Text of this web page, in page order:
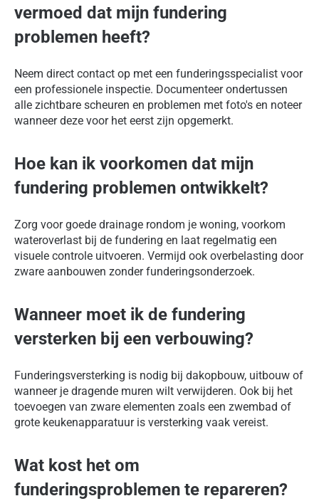
vermoed dat mijn fundering
problemen heeft?
Neem direct contact op met een funderingsspecialist voor
een professionele inspectie. Documenteer ondertussen
alle zichtbare scheuren en problemen met foto's en noteer
wanneer deze voor het eerst zijn opgemerkt.
Hoe kan ik voorkomen dat mijn
fundering problemen ontwikkelt?
Zorg voor goede drainage rondom je woning, voorkom
wateroverlast bij de fundering en laat regelmatig een
visuele controle uitvoeren. Vermijd ook overbelasting door
zware aanbouwen zonder funderingsonderzoek.
Wanneer moet ik de fundering
versterken bij een verbouwing?
Funderingsversterking is nodig bij dakopbouw, uitbouw of
wanneer je dragende muren wilt verwijderen. Ook bij het
toevoegen van zware elementen zoals een zwembad of
grote keukenapparatuur is versterking vaak vereist.
Wat kost het om
funderingsproblemen te repareren?